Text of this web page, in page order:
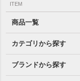
ITEM
商品一覧
カテゴリから探す
ブランドから探す